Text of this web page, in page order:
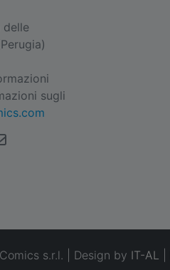
delle
sugli
s.r.l. | Design by IT-AL